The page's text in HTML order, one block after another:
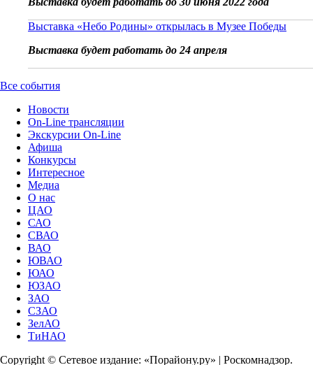
Выставка «Небо Родины» открылась в Музее Победы
Выставка будет работать до 24 апреля
Все события
Новости
On-Line трансляции
Экскурсии On-Line
Афиша
Конкурсы
Интересное
Медиа
О нас
ЦАО
САО
СВАО
ВАО
ЮВАО
ЮАО
ЮЗАО
ЗАО
СЗАО
ЗелАО
ТиНАО
Copyright © Сетевое издание: «Порайону.ру» | Роскомнадзор.